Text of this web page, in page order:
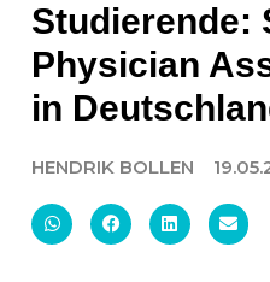
Studierende:
Physician
in
HENDRIK BOLLEN